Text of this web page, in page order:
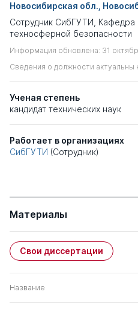
Новосибирская обл.,
Сотрудник СибГУТИ, Кафедра
техносферной безопасности
Информация обновлена: 31
Сведения о должности актуальны
Ученая степень
кандидат технических наук
Работает в организациях
СибГУТИ (Сотрудник)
Материалы
Свои диссертации
Название